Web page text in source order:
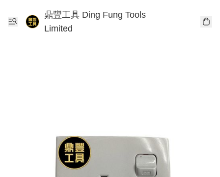
鼎豐工具 Ding Fung Tools
Limited